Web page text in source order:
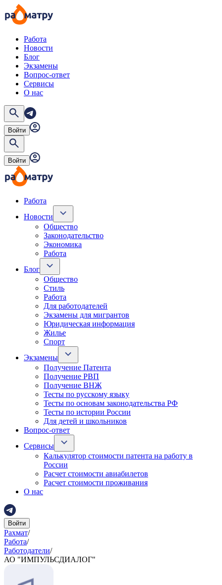
Работа
Новости
Блог
Экзамены
Вопрос-ответ
Сервисы
О нас
Войти
Войти
Работа
Новости
Общество
Законодательство
Экономика
Работа
Блог
Общество
Стиль
Работа
Для работодателей
Экзамены для мигрантов
Юридическая информация
Жилье
Спорт
Экзамены
Получение Патента
Получение РВП
Получение ВНЖ
Тесты по русскому языку
Тесты по основам законодательства РФ
Тесты по истории России
Для детей и школьников
Вопрос-ответ
Сервисы
Калькулятор стоимости патента на работу в
России
Расчет стоимости авиабилетов
Расчет стоимости проживания
О нас
Войти
Рахмат/
Работа/
Работодатели/
АО "ИМПУЛЬСДИАЛОГ"